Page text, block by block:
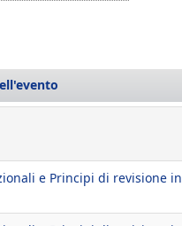
e Principi di revisione